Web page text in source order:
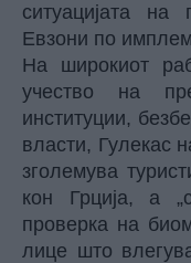
ситуацијата
Евзони по
На широкиот
учество на
институции,
власти, Гулекас
зголемува
кон Грција, а
проверка на
лице што